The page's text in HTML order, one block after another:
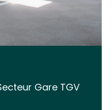
Gare TGV